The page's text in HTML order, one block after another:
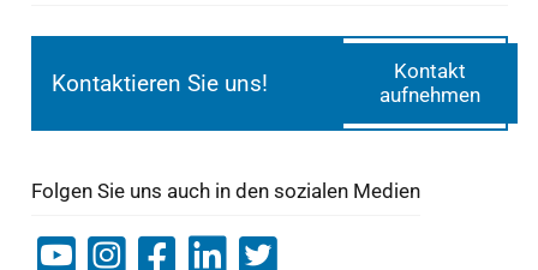
Kontaktieren Sie uns!
Kontakt
aufnehmen
Folgen Sie uns auch in den sozialen Medien